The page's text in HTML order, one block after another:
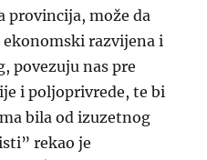
provincija, može da
razvijena i
povezuju nas pre
i poljoprivrede, te bi
bila od izuzetnog
rekao je